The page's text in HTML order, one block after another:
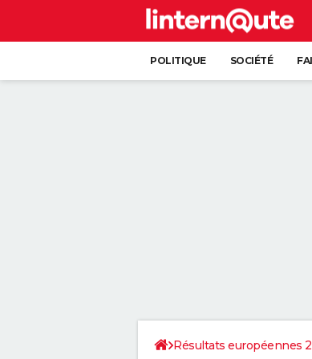
POLITIQUE SOCIÉTÉ
Résultats européennes